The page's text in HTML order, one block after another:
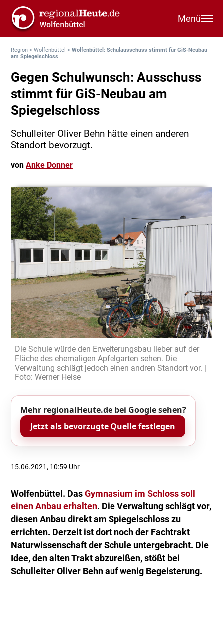
Menü
Region >Wolfenbüttel >Wolfenbüttel: Schulausschuss stimmt für GiS-Neubau
am Spiegelschloss
Gegen Schulwunsch: Ausschuss
stimmt für GiS-Neubau am
Spiegelschloss
Schulleiter Oliver Behn hätte einen anderen
Standort bevorzugt.
vonAnke Donner
Die Schule würde den Erweiterungsbau lieber auf der
Fläche des ehemaligen Apfelgarten sehen. Die
Verwaltung schlägt jedoch einen andren Standort vor. |
Foto: Werner Heise
Mehr regionalHeute.de bei Google sehen?
Jetzt als bevorzugte Quelle festlegen
15.06.2021, 10:59 Uhr
Wolfenbüttel. DasGymnasium im Schloss soll
einen Anbau erhalten. Die Verwaltung schlägt vor,
diesen Anbau direkt am Spiegelschloss zu
errichten. Derzeit ist dort noch der Fachtrakt
Naturwissenschaft der Schule untergebracht. Die
Idee, den alten Trakt abzureißen, stößt bei
Schulleiter Oliver Behn auf wenig Begeisterung.